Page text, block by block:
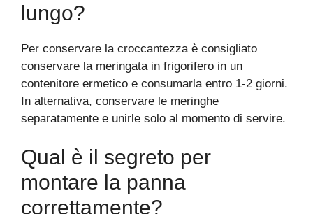
lungo?
Per conservare la croccantezza è consigliato
conservare la meringata in frigorifero in un
contenitore ermetico e consumarla entro 1-2 giorni.
In alternativa, conservare le meringhe
separatamente e unirle solo al momento di servire.
Qual è il segreto per
montare la panna
correttamente?